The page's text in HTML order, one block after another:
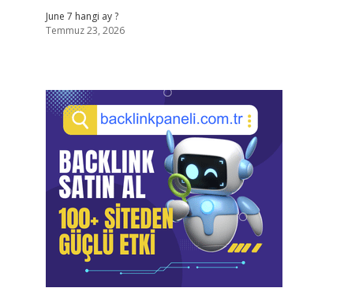
June 7 hangi ay ?
Temmuz 23, 2026